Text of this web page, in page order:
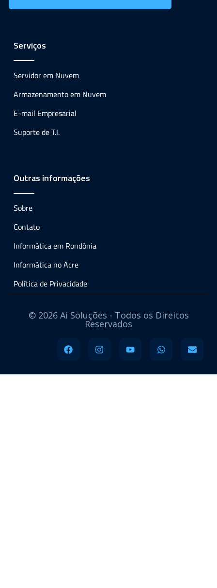
Serviços
Servidor em Nuvem
Armazenamento em Nuvem
E-mail Empresarial
Suporte de T.I.
Outras informações
Sobre
Contato
Informática em Rondônia
Informática no Acre
Política de Privacidade
© 2026 Ai Soluções - Todos os Direitos
Reservados